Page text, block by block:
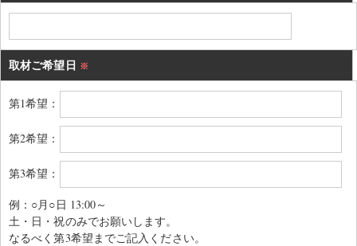
取材ご希望日 ※
第1希望：
第2希望：
第3希望：
例：○月○日 13:00～
土・日・祝のみでお願いします。
なるべく第3希望までご記入ください。